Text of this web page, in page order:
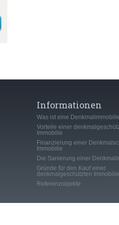
Informationen
Was ist eine
Vorteile einer
Immobilie
Finanzierung einer
Immobilie
Die Sanierung einer
Gründe für den Kauf einer
denkmalgeschützten Immobilie
Referenzobjekte